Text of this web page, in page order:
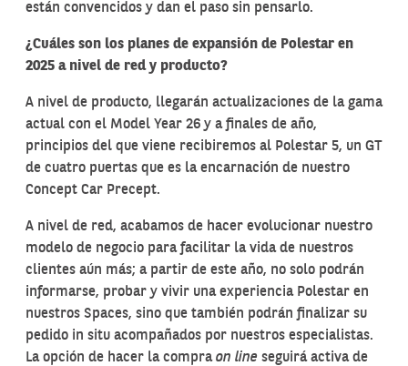
están convencidos y dan el paso sin pensarlo.
¿Cuáles son los planes de expansión de Polestar en
2025 a nivel de red y producto?
A nivel de producto, llegarán actualizaciones de la gama
actual con el Model Year 26 y a finales de año,
principios del que viene recibiremos al Polestar 5, un GT
de cuatro puertas que es la encarnación de nuestro
Concept Car Precept.
A nivel de red, acabamos de hacer evolucionar nuestro
modelo de negocio para facilitar la vida de nuestros
clientes aún más; a partir de este año, no solo podrán
informarse, probar y vivir una experiencia Polestar en
nuestros Spaces, sino que también podrán finalizar su
pedido in situ acompañados por nuestros especialistas.
La opción de hacer la compraon line seguirá activa de